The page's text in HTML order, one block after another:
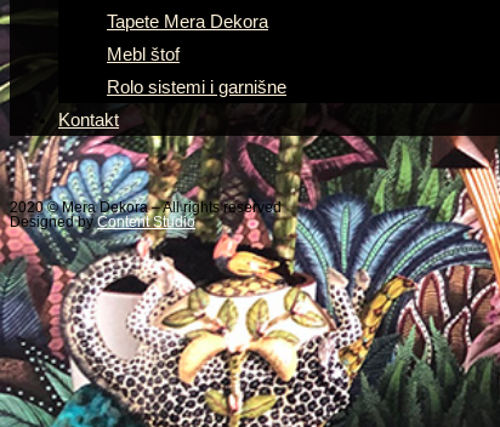
Tapete Mera Dekora
Mebl štof
Rolo sistemi i garnišne
Kontakt
2020 © Mera Dekora – All rights reserved
Designed byContent Studio